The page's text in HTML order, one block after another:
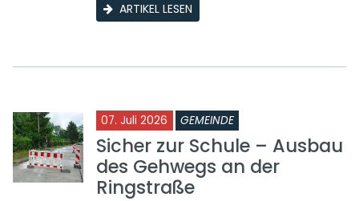
ARTIKEL LESEN
07. Juli 2026 GEMEINDE
Sicher zur Schule – Ausbau
des Gehwegs an der
Ringstraße